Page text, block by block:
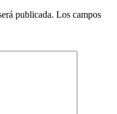
publicada. Los campos